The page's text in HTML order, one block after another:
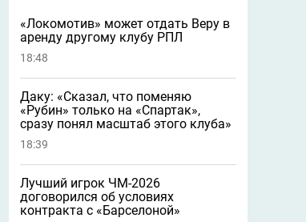
«Локомотив» может отдать Веру в
аренду другому клубу РПЛ
18:48
Даку: «Сказал, что поменяю
«Рубин» только на «Спартак»,
сразу понял масштаб этого клуба»
18:39
Лучший игрок ЧМ-2026
договорился об условиях
контракта с «Барселоной»